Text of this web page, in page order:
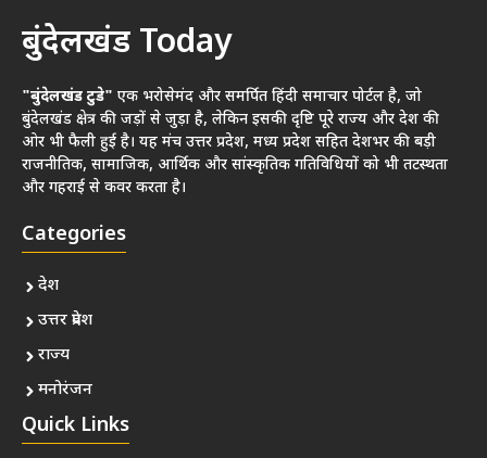
बुंदेलखंड Today
"बुंदेलखंड टुडे" एक भरोसेमंद और समर्पित हिंदी समाचार पोर्टल है, जो
बुंदेलखंड क्षेत्र की जड़ों से जुड़ा है, लेकिन इसकी दृष्टि पूरे राज्य और देश की
ओर भी फैली हुई है। यह मंच उत्तर प्रदेश, मध्य प्रदेश सहित देशभर की बड़ी
राजनीतिक, सामाजिक, आर्थिक और सांस्कृतिक गतिविधियों को भी तटस्थता
और गहराई से कवर करता है।
Categories
देश
उत्तर प्रदेश
राज्य
मनोरंजन
Quick Links